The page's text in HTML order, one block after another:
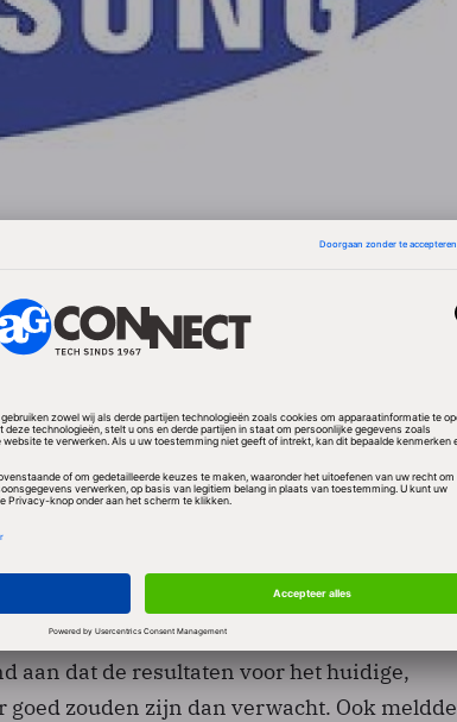
al enige tijd door de zeer matige
Europa. Choi Gee-Sung, topman van
dat zijn bedrijf juist meer zal investeren
bedrag aan investeringen voor het
baseren wij niet op de
zei Choi.
aan dat de resultaten voor het huidige,
zouden zijn dan verwacht. Ook meldde